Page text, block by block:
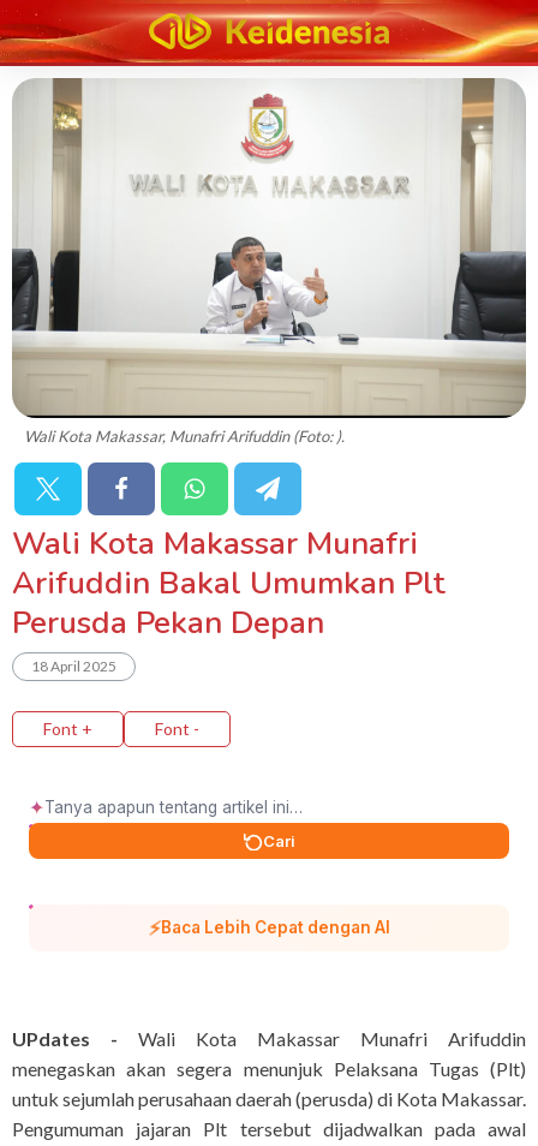
Wali Kota Makassar, Munafri Arifuddin (Foto: ).
Wali Kota Makassar Munafri
Arifuddin Bakal Umumkan Plt
Perusda Pekan Depan
18 April 2025
Font + Font -
✦
Cari
⚡Baca Lebih Cepat dengan AI
UPdates - Wali Kota Makassar Munafri Arifuddin
menegaskan akan segera menunjuk Pelaksana Tugas (Plt)
untuk sejumlah perusahaan daerah (perusda) di Kota Makassar.
Pengumuman jajaran Plt tersebut dijadwalkan pada awal